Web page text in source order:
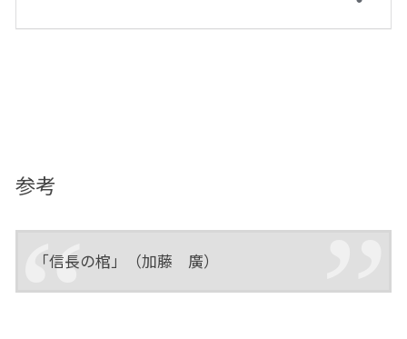
参考
「信長の棺」（加藤 廣）